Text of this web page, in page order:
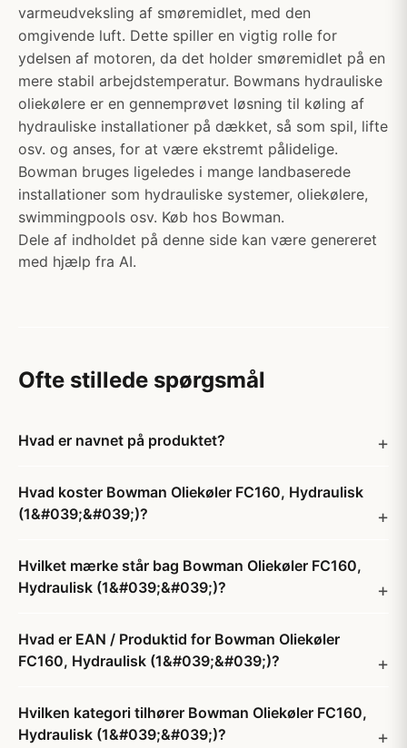
varmeudveksling af smøremidlet, med den
omgivende luft. Dette spiller en vigtig rolle for
ydelsen af motoren, da det holder smøremidlet på en
mere stabil arbejdstemperatur. Bowmans hydrauliske
oliekølere er en gennemprøvet løsning til køling af
hydrauliske installationer på dækket, så som spil, lifte
osv. og anses, for at være ekstremt pålidelige.
Bowman bruges ligeledes i mange landbaserede
installationer som hydrauliske systemer, oliekølere,
swimmingpools osv. Køb hos Bowman.
Dele af indholdet på denne side kan være genereret
med hjælp fra AI.
Ofte stillede spørgsmål
Hvad er navnet på produktet?
Hvad koster Bowman Oliekøler FC160, Hydraulisk
(1&#039;&#039;)?
Hvilket mærke står bag Bowman Oliekøler FC160,
Hydraulisk (1&#039;&#039;)?
Hvad er EAN / Produktid for Bowman Oliekøler
FC160, Hydraulisk (1&#039;&#039;)?
Hvilken kategori tilhører Bowman Oliekøler FC160,
Hydraulisk (1&#039;&#039;)?